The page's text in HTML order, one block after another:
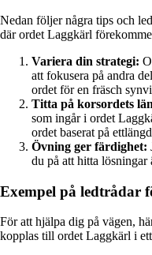
Nedan följer några tips och
där ordet Laggkärl
Variera din strategi:
att fokusera på andra
ordet för en fräsch
Titta på korsordets
som ingår i ordet
ordet baserat på
Övning ger färdighet:
du på att hitta lösningar
Exempel på ledtrådar
För att hjälpa dig på vägen,
kopplas till ordet Laggkärl i